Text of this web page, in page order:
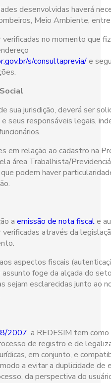
desenvolvidas haverá
Meio Ambiente,
no momento que
s/consultaprevia/e
sua jurisdição, deverá ser
seus responsáveis legais,
em relação ao cadastro na
área Trabalhista/
podem haver
aemissão de nota fiscale
através da
aspectos fiscais
foge da alçada do
sejam esclarecidas junto ao
2007, a REDESIM tem
de registro e de
em conjunto, e
a evitar a duplicidade de
da perspectiva do